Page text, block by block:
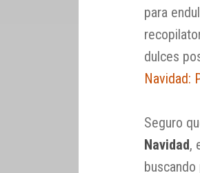
para
dulces
Navidad:
Seguro
Navidad,